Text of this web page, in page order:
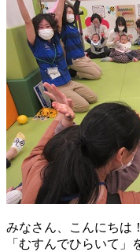
みなさん、こんにちは
「むすんでひらいて